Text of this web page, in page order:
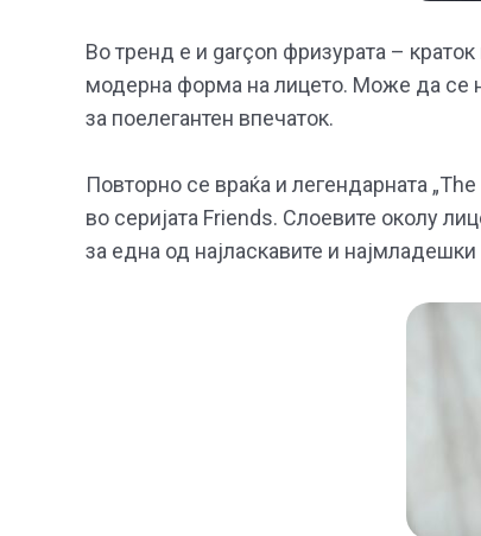
Во тренд е и garçon фризурата –
модерна форма на лицето. Може да се
за поелегантен впечаток.
Повторно се враќа и легендарната
во серијата Friends. Слоевите околу
за една од најласкавите и